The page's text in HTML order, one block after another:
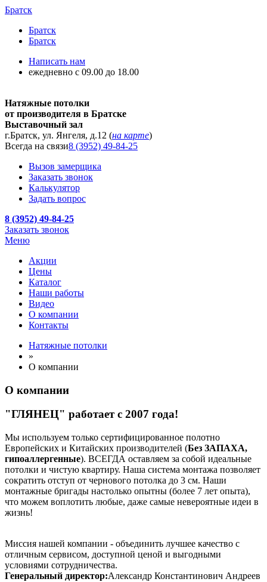
Братск
Братск
Братск
Написать нам
ежедневно с 09.00 до 18.00
Натяжные потолки
от производителя в Братске
Выставочный зал
г.Братск, ул. Янгеля, д.12 (на карте)
Всегда на связи8 (3952) 49-84-25
Вызов замерщика
Заказать звонок
Калькулятор
Задать вопрос
8 (3952) 49-84-25
Заказать звонок
Меню
Акции
Цены
Каталог
Наши работы
Видео
О компании
Контакты
Натяжные потолки
»
О компании
О компании
"ГЛЯНЕЦ" работает с 2007 года!
Мы используем только сертифицированное полотно
Европейских и Китайских производителей (Без ЗАПАХА,
гипоаллергенные). ВСЕГДА оставляем за собой идеальные
потолки и чистую квартиру. Наша система монтажа позволяет
сократить отступ от чернового потолка до 3 см. Наши
монтажные бригады настолько опытны (более 7 лет опыта),
что можем воплотить любые, даже самые невероятные идеи в
жизнь!
Миссия нашей компании - объединить лучшее качество с
отличным сервисом, доступной ценой и выгодными
условиями сотрудничества.
Генеральный директор:Александр Константинович Андреев